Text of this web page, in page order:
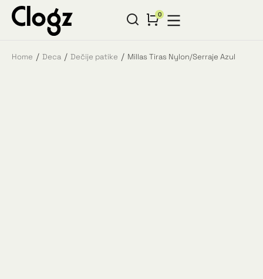
You are here:
Home Deca Dečije patike Millas Tiras Nylon/Serraje Azul